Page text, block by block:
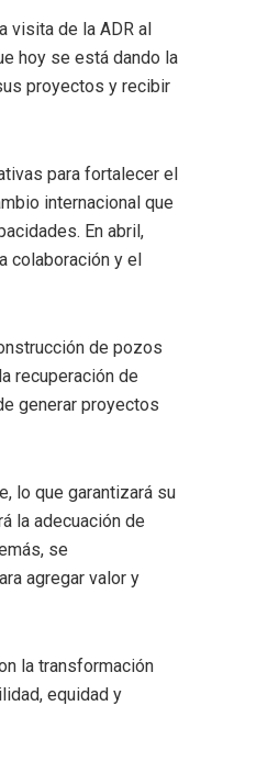
visita de la ADR al
hoy se está dando la
proyectos y recibir
para fortalecer el
internacional que
En abril,
colaboración y el
de pozos
recuperación de
generar proyectos
lo que garantizará su
la adecuación de
se
agregar valor y
la transformación
equidad y